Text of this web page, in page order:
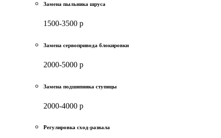
Замена пыльника шруса
1500-3500 р
Замена сервопривода блокировки
2000-5000 р
Замена подшипника ступицы
2000-4000 р
Регулировка сход-развала